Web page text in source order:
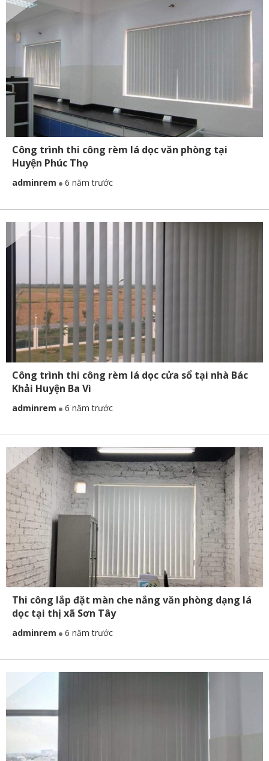
Công trình thi công rèm lá dọc văn phòng tại
Huyện Phúc Thọ
adminrem 6 năm trước
Công trình thi công rèm lá dọc cửa sổ tại nhà Bác
Khải Huyện Ba Vì
adminrem 6 năm trước
Thi công lắp đặt màn che nắng văn phòng dạng lá
dọc tại thị xã Sơn Tây
adminrem 6 năm trước